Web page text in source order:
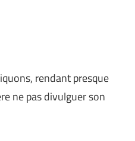
rendant presque
ne pas divulguer son